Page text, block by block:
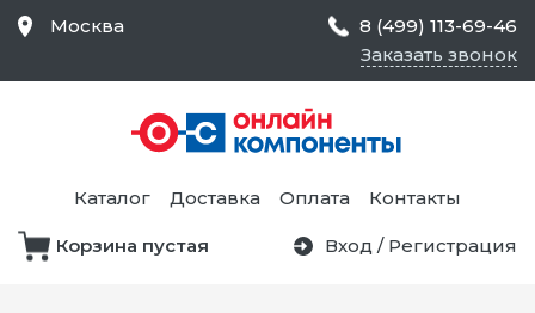
Москва
8 (499) 113-69-46
Заказать звонок
Каталог Доставка Оплата Контакты
Корзина пустая Вход / Регистрация
Средства Контроля
Статического
Электричества и
Безопасности,
Товары для Чистых